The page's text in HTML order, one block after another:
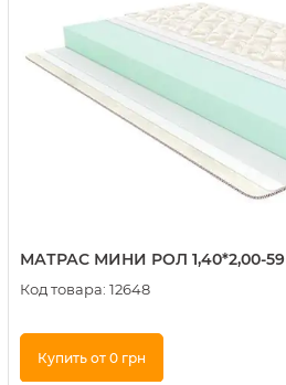
МАТРАС МИНИ РОЛ 1,40*2,00-59
Код товара: 12648
Купить от 0 грн